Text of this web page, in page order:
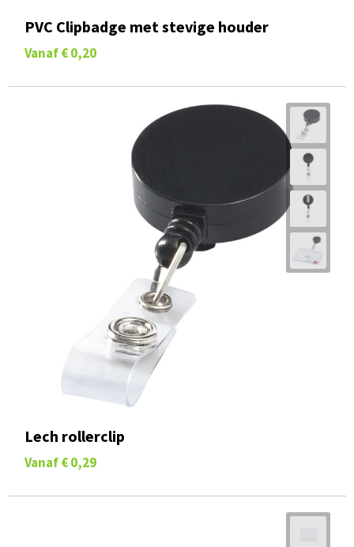
PVC Clipbadge met stevige houder
Vanaf € 0,20
Lech rollerclip
Vanaf € 0,29